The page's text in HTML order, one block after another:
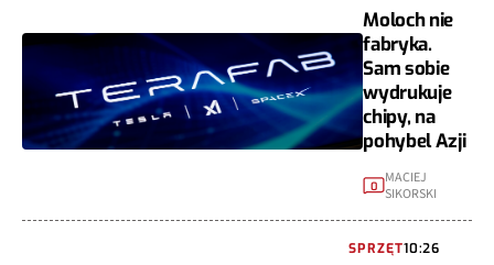
Moloch nie
fabryka.
Sam sobie
wydrukuje
chipy, na
pohybel Azji
0
MACIEJ
SIKORSKI
SPRZĘT10:26